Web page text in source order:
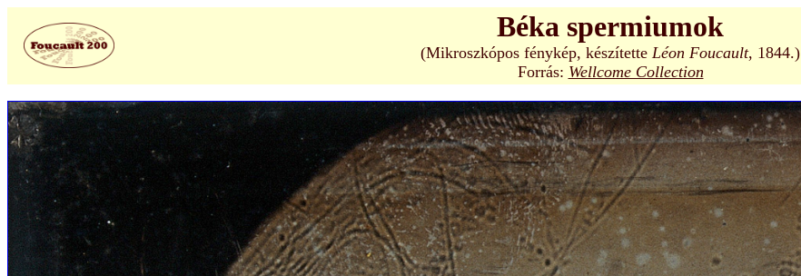
Béka spermiumok
(Mikroszkópos fénykép, készítette Léon Foucault, 1844.)
Forrás: Wellcome Collection